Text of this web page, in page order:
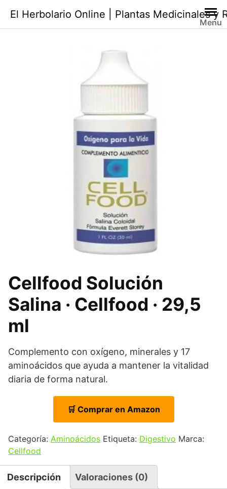
contenido
El Herbolario Online | Plantas Medicinales y
Menu
Cellfood Solución
Salina · Cellfood · 29,5
ml
Complemento con oxígeno, minerales y 17
aminoácidos que ayuda a mantener la vitalidad
diaria de forma natural.
🛒 Comprar en Amazon
Categoría: Aminoácidos Etiqueta: Digestivo Marca:
Cellfood
Descripción Valoraciones (0)